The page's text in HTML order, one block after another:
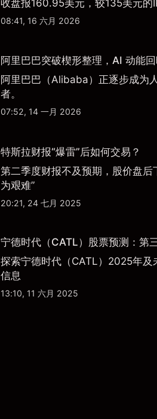
收盘报160.95美元，较135美元的
08:41, 16 六月 2026
阿里巴巴突破楔形整理，AI 动能
阿里巴巴（Alibaba）正逐步成为
者。
07:52, 14 一月 2026
特斯拉财报“爆雷”后如何交易？
第二季度财报不及预期，股价盘
为艰难”
20:21, 24 七月 2025
宁德时代（CATL）股票预测：第
探索宁德时代（CATL）2025年
信息
13:10, 11 六月 2025